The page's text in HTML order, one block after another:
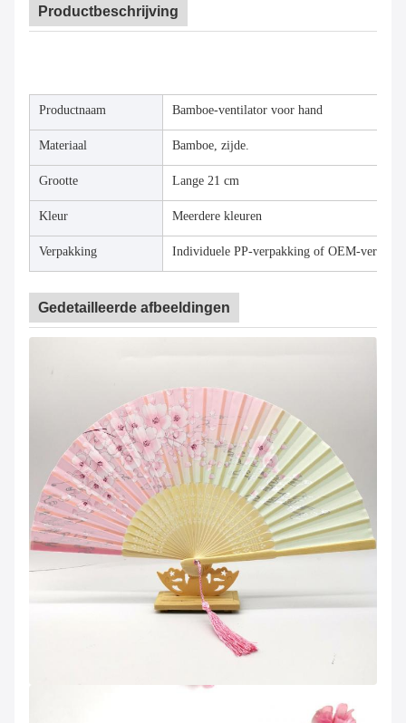
Productbeschrijving
Productnaam Bamboe-ventilator voor hand
Materiaal Bamboe, zijde.
Grootte Lange 21 cm
Kleur Meerdere kleuren
Verpakking Individuele PP-verpakking of OEM-
Gedetailleerde afbeeldingen